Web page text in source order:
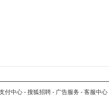
付中心 - 搜狐招聘 - 广告服务 - 客服中心